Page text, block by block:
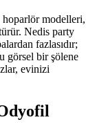
modelleri,
Nedis party
fazlasıdır;
görsel bir şölene
evinizi